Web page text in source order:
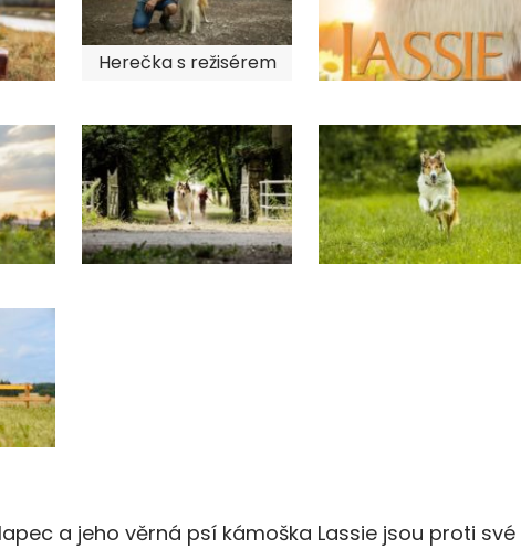
Herečka s režisérem
a jeho věrná psí kámoška Lassie jsou proti své